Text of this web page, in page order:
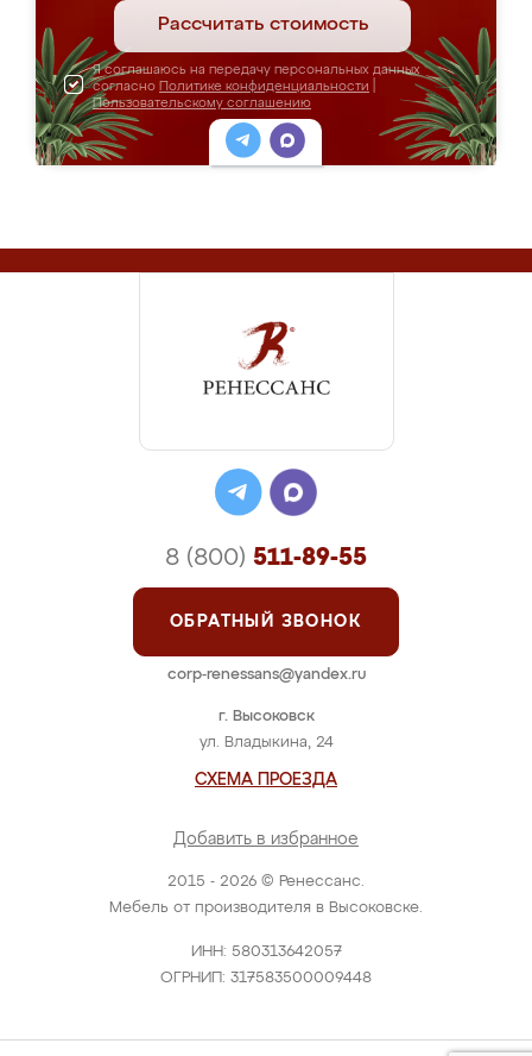
Рассчитать стоимость
Я соглашаюсь на передачу персональных данных
согласно Политике конфиденциальности
Пользовательскому соглашению
2015 - 2026 © Ренессанс.
Мебель от производителя в Высоковске.
ИНН: 580313642057
ОГРНИП: 317583500009448
г. Высоковск
ул. Владыкина, 24
СХЕМА ПРОЕЗДА
Добавить в избранное
8 (800) 511-89-55
ОБРАТНЫЙ ЗВОНОК
corp-renessans@yandex.ru